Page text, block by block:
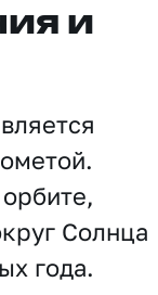
и
Солнца
года.